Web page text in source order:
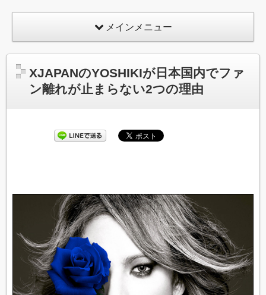
メインメニュー
XJAPANのYOSHIKIが日本国内でファ
ン離れが止まらない2つの理由